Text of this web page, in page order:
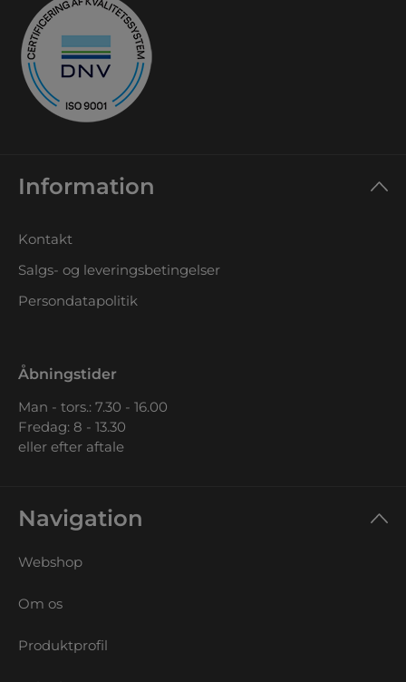
Information
Kontakt
Salgs- og leveringsbetingelser
Persondatapolitik
Åbningstider
Man - tors.: 7.30 - 16.00
Fredag: 8 - 13.30
eller efter aftale
Navigation
Webshop
Om os
Produktprofil